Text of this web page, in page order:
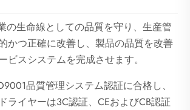
の生命線としての品質を守り、生産管
かつ正確に改善し、製品の品質を改善
ビスシステムを完成させます。
品質管理システム認証に合格し、
ライヤーは3C認証、CEおよびCB認証